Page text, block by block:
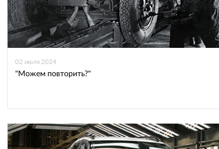
02 июля 2024
"Можем повторить?"